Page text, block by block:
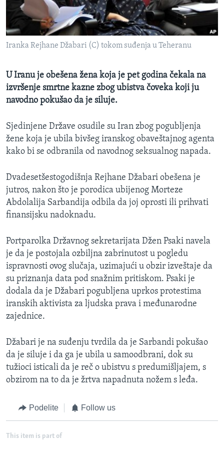
SPORT
INTERVJU
Iranka Rejhane Džabari (C) tokom suđenja u Teheranu
U Iranu je obešena žena koja je pet godina čekala na
izvršenje smrtne kazne zbog ubistva čoveka koji ju
navodno pokušao da je siluje.
Sjedinjene Države osudile su Iran zbog pogubljenja
žene koja je ubila bivšeg iranskog obaveštajnog agenta
kako bi se odbranila od navodnog seksualnog napada.
Dvadesetšestogodišnja Rejhane Džabari obešena je
jutros, nakon što je porodica ubijenog Morteze
Abdolalija Sarbandija odbila da joj oprosti ili prihvati
finansijsku nadoknadu.
Portparolka Državnog sekretarijata Džen Psaki navela
je da je postojala ozbiljna zabrinutost u pogledu
ispravnosti ovog slučaja, uzimajući u obzir izveštaje da
su priznanja data pod snažnim pritiskom. Psaki je
dodala da je Džabari pogubljena uprkos protestima
iranskih aktivista za ljudska prava i međunarodne
zajednice.
Džabari je na suđenju tvrdila da je Sarbandi pokušao
da je siluje i da ga je ubila u samoodbrani, dok su
tužioci isticali da je reč o ubistvu s predumišljajem, s
obzirom na to da je žrtva napadnuta nožem s leđa.
Podelite Follow us
This item is part of